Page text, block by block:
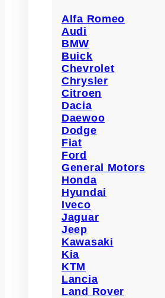
Alfa Romeo
Audi
BMW
Buick
Chevrolet
Chrysler
Citroen
Dacia
Daewoo
Dodge
Fiat
Ford
General Motors
Honda
Hyundai
Iveco
Jaguar
Jeep
Kawasaki
Kia
KTM
Lancia
Land Rover